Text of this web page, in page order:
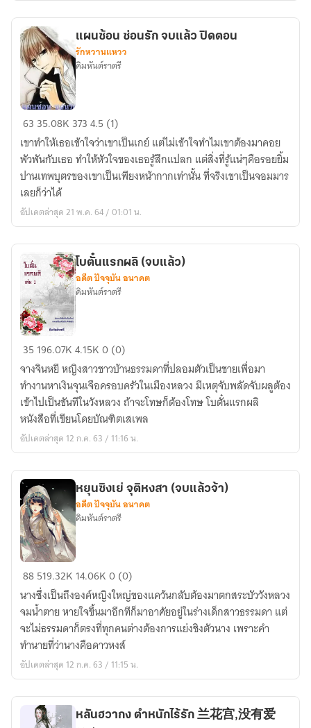
ของ
ฉัน(จบ
แล้ว
จ้า)
ปิด
ตอน
แผน
ซ้อน
ซ่อน
รัก
จบ
แล้ว
ปิด
แผนซ้อน ซ่อนรัก จบแล้ว ปิดตอน
รักหวานแหวว
คิมหันต์ราตรี
63 35.08K 3734.5 (1)
เขาทำให้เธอเข้าใจว่าเขาเป็นเกย์ แต่ไม่เข้าใจทำไมเขาต้องมาคอย
พัวพันกับเธอ ทำให้หัวใจของเธอรู้สึกแปลก แต่สิ่งที่รู้แน่ๆคือรอยยิ้ม
ปานเทพบุตรของเขาเป็นเพียงหน้ากากเท่านั้น ที่จริงเขาเป็นจอมมาร
เลยก็ว่าได้
อัปเดตล่าสุด 21 พ.ค. 64 / 01:01 น.
โบตั๋น
แรก
ผลิ
(จบ
แล้ว)
โบตั๋นแรกผลิ (จบแล้ว)
อดีต ปัจจุบัน อนาคต
คิมหันต์ราตรี
35 196.07K4.15K0 (0)
จางจินหยี หญิงสาวชาวบ้านธรรมดาที่ปลอมตัวเป็นชายเพื่อมา
ทำงานหาเงินจุนเจือครอบครัวในเมืองหลวง มีเหตุจับพลัดจับผลูต้อง
เข้าไปเป็นขันทีในวังหลวง ถ้าจะโทษก็ต้องโทษ โบตั๋นแรกผลิ
หนังสือที่เขียนโดยบัณฑิตเสเพล
อัปเดตล่าสุด 12 ก.ค. 63 / 11:16 น.
หยุ
ซิงเย่
จุติ
หงสา
(จบ
แล้ว
หยุนซิงเย่ จุติหงสา (จบแล้วจ้า)
อดีต ปัจจุบัน อนาคต
คิมหันต์ราตรี
88519.32K 14.06K0 (0)
นางซึ่งเป็นถึงองค์หญิงใหญ่ของแคว้นกลับต้องมาตกสระบัววังหลวง
จมน้ำตาย หายใจขึ้นมาอีกทีก็มาอาศัยอยู่ในร่างเด็กสาวธรรมดา แต่
จะไม่ธรรมดาก็ตรงที่ทุกคนต่างต้องการแย่งชิงตัวนาง เพราะคำ
ทำนายที่ว่านางคือดาวหงส์
อัปเดตล่าสุด 12 ก.ค. 63 / 11:15 น.
หลันฮวากง ตำหนักไร้รัก 兰花宫,没有爱